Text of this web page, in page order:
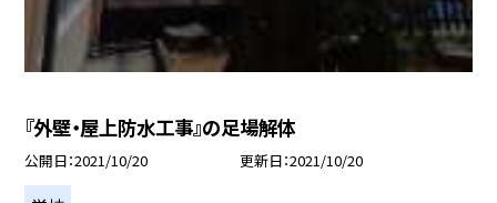
『外壁・屋上防水工事』の足場解体
公開日 2021/10/20 更新日 2021/10/20